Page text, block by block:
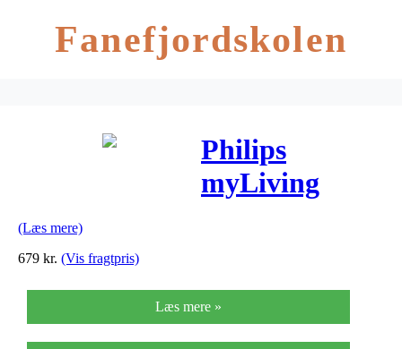
Fanefjordskolen
Philips
myLiving
(Læs mere)
679 kr. (Vis fragtpris)
Læs mere »